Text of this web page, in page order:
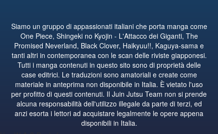
Siamo un gruppo di appassionati italiani che porta manga come
One Piece, Shingeki no Kyojin - L'Attacco dei Giganti, The
Promised Neverland, Black Clover, Haikyuu!!, Kaguya-sama e
tanti altri in contemporanea con le scan delle riviste giapponesi.
Tutti i manga contenuti in questo sito sono di proprietà delle
case editrici. Le traduzioni sono amatoriali e create come
materiale in anteprima non disponibile in Italia. È vietato l'uso
per profitto di questi contenuti. Il Juin Jutsu Team non si prende
alcuna responsabilità dell'utilizzo illegale da parte di terzi, ed
anzi esorta i lettori ad acquistare legalmente le opere appena
disponibili in Italia.